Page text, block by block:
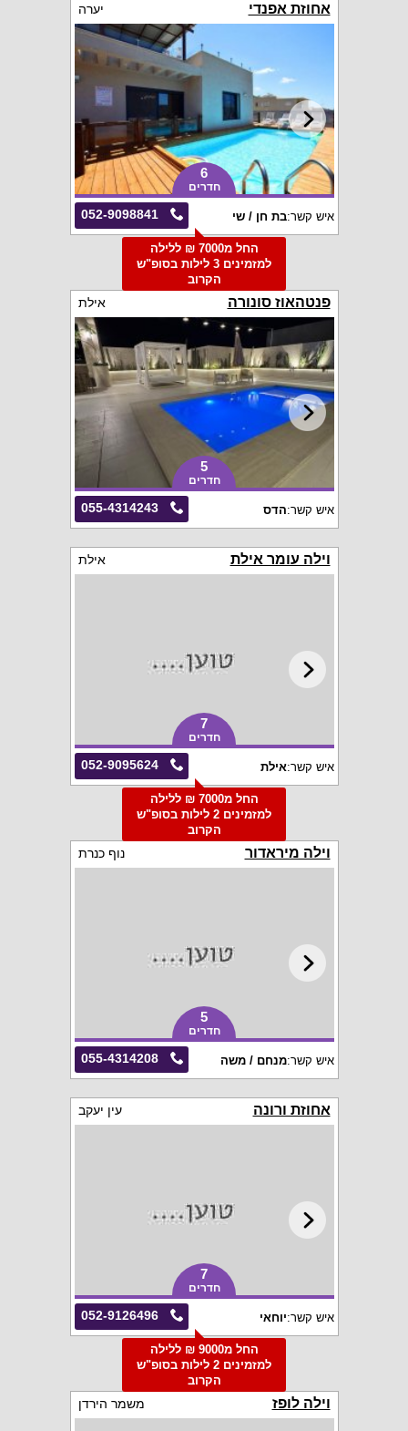
אחוזת אפנדי יערה
6
חדרים
052-9098841 איש קשר:בת חן / שי
החל מ7000 ₪ ללילה
למזמינים 3 לילות בסופ"ש
הקרוב
פנטהאוז סונורה אילת
5
חדרים
055-4314243 איש קשר:הדס
וילה עומר אילת אילת
7
חדרים
052-9095624 איש קשר:אילת
החל מ7000 ₪ ללילה
למזמינים 2 לילות בסופ"ש
הקרוב
וילה מיראדור נוף כנרת
5
חדרים
055-4314208 איש קשר:מנחם / משה
אחוזת ורונה עין יעקב
7
חדרים
052-9126496 איש קשר:יוחאי
החל מ9000 ₪ ללילה
למזמינים 2 לילות בסופ"ש
הקרוב
וילה לופז משמר הירדן